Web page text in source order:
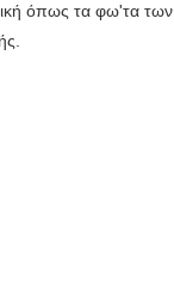
όπως τα φω'τα των